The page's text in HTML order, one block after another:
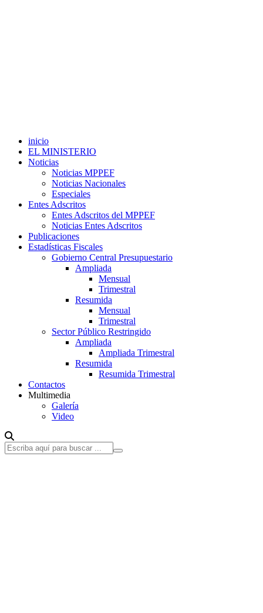
inicio
EL MINISTERIO
Noticias
Noticias MPPEF
Noticias Nacionales
Especiales
Entes Adscritos
Entes Adscritos del MPPEF
Noticias Entes Adscritos
Publicaciones
Estadísticas Fiscales
Gobierno Central Presupuestario
Ampliada
Mensual
Trimestral
Resumida
Mensual
Trimestral
Sector Público Restringido
Ampliada
Ampliada Trimestral
Resumida
Resumida Trimestral
Contactos
Multimedia
Galería
Video